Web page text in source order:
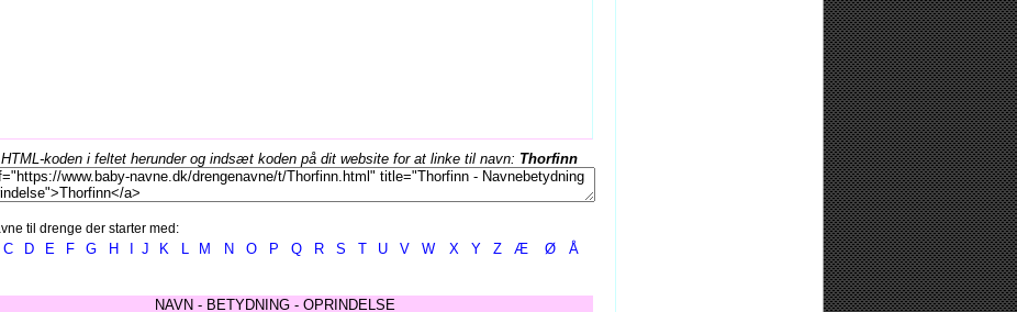
koden i feltet herunder og indsæt koden på dit website for at linke til navn: Thorfinn
til drenge der starter med:
C D E F G H J K L M N O P Q R S T U V W X Y Z Æ Ø Å
NAVN - BETYDNING - OPRINDELSE